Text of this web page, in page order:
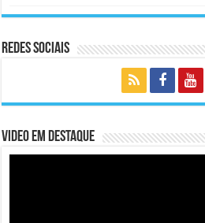
Redes Sociais
Video em Destaque